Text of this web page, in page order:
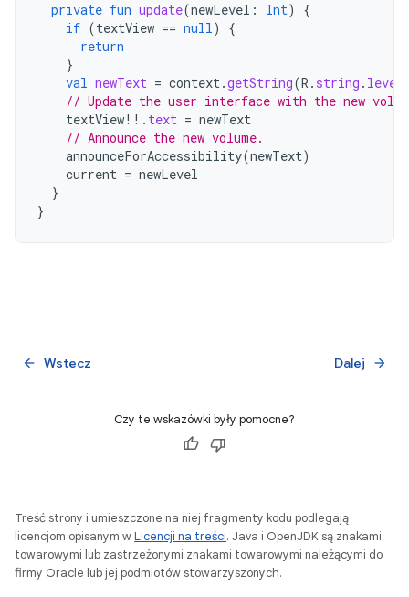
private fun update(newLevel : Int)
{
if (textView == null)
{
return
}
val newText = context.getString(R . string . level
// Update the user interface with the new
textView!! . text = newText
// Announce the new volume.
announceForAccessibility(newText)
current = newLevel
}
}
Wstecz
arrow_back Dalej arrow_forward
Czy te wskazówki były pomocne?
Treść strony i umieszczone na niej fragmenty kodu podlegają
licencjom opisanym wLicencji na treści. Java i OpenJDK są znakami
towarowymi lub zastrzeżonymi znakami towarowymi należącymi do
firmy Oracle lub jej podmiotów stowarzyszonych.